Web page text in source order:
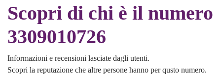
Scopri di chi è il numero
3309010726
Informazioni e recensioni lasciate dagli utenti.
Scopri la reputazione che altre persone hanno per qusto numero.